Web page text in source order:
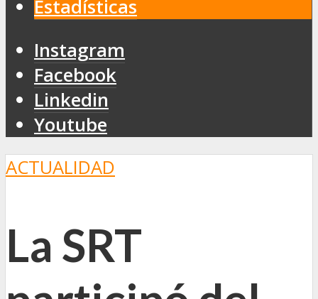
Estadísticas
Instagram
Facebook
Linkedin
Youtube
ACTUALIDAD
La SRT